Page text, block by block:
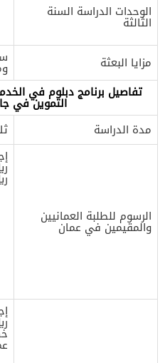
الوحدات الدراسة السنة
الثالثة
مزايا البعثة
تفاصيل برنامج دبلوم في
التموين في
مدة الدراسة
الرسوم للطلبة العمانيين
والمقيمين في عمان